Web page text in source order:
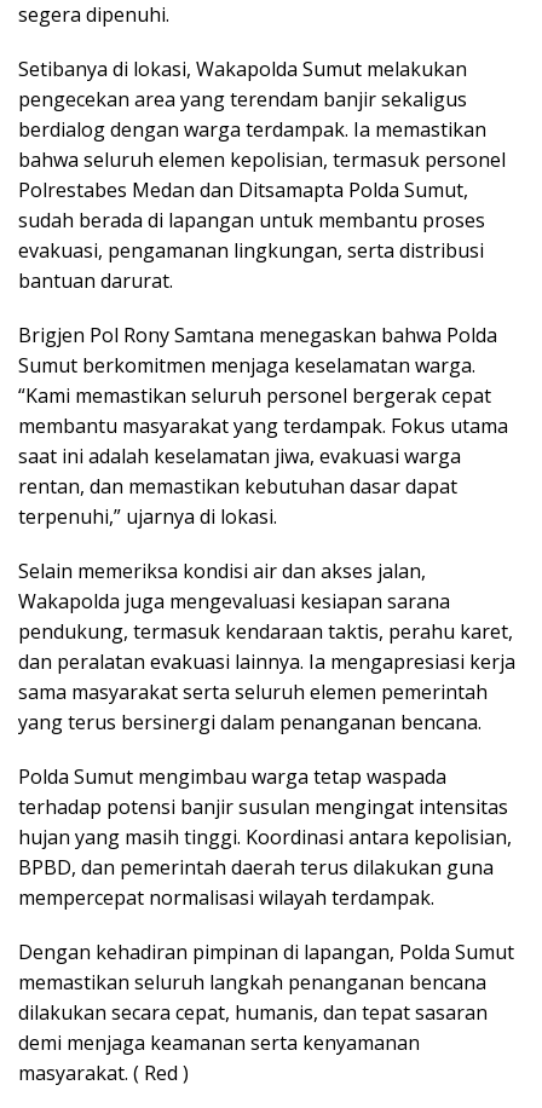
segera dipenuhi.
Setibanya di lokasi, Wakapolda Sumut melakukan
pengecekan area yang terendam banjir sekaligus
berdialog dengan warga terdampak. Ia memastikan
bahwa seluruh elemen kepolisian, termasuk personel
Polrestabes Medan dan Ditsamapta Polda Sumut,
sudah berada di lapangan untuk membantu proses
evakuasi, pengamanan lingkungan, serta distribusi
bantuan darurat.
Brigjen Pol Rony Samtana menegaskan bahwa Polda
Sumut berkomitmen menjaga keselamatan warga.
“Kami memastikan seluruh personel bergerak cepat
membantu masyarakat yang terdampak. Fokus utama
saat ini adalah keselamatan jiwa, evakuasi warga
rentan, dan memastikan kebutuhan dasar dapat
terpenuhi,” ujarnya di lokasi.
Selain memeriksa kondisi air dan akses jalan,
Wakapolda juga mengevaluasi kesiapan sarana
pendukung, termasuk kendaraan taktis, perahu karet,
dan peralatan evakuasi lainnya. Ia mengapresiasi kerja
sama masyarakat serta seluruh elemen pemerintah
yang terus bersinergi dalam penanganan bencana.
Polda Sumut mengimbau warga tetap waspada
terhadap potensi banjir susulan mengingat intensitas
hujan yang masih tinggi. Koordinasi antara kepolisian,
BPBD, dan pemerintah daerah terus dilakukan guna
mempercepat normalisasi wilayah terdampak.
Dengan kehadiran pimpinan di lapangan, Polda Sumut
memastikan seluruh langkah penanganan bencana
dilakukan secara cepat, humanis, dan tepat sasaran
demi menjaga keamanan serta kenyamanan
masyarakat. ( Red )